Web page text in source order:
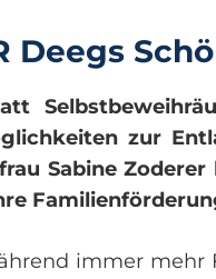
Deegs
zur
Sabine
immer